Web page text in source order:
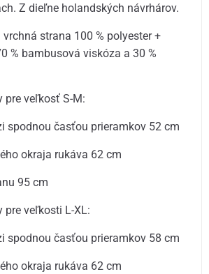
Z dieľne holandských návrhárov.
strana 100 % polyester +
% bambusová viskóza a 30 %
pre veľkosť S-M:
spodnou časťou prieramkov 52 cm
okraja rukáva 62 cm
95 cm
pre veľkosti L-XL:
spodnou časťou prieramkov 58 cm
okraja rukáva 62 cm